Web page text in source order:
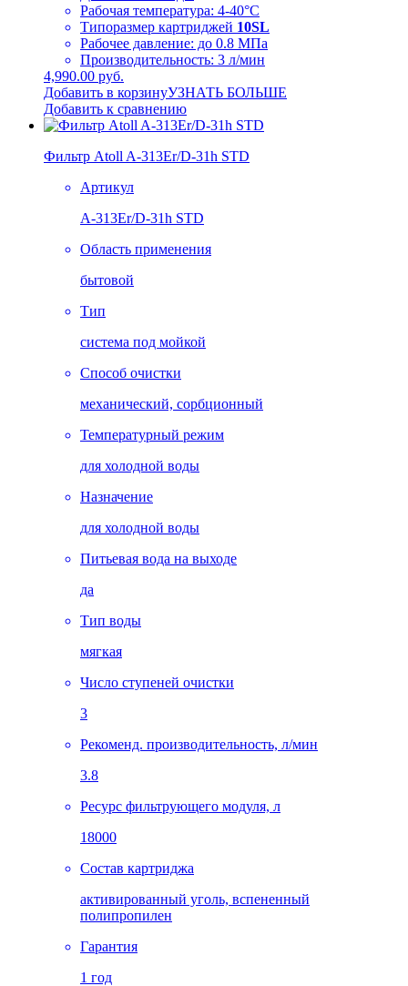
Рабочая температура: 4-40°C
Типоразмер картриджей 10SL
Рабочее давление: до 0.8 МПа
Производительность: 3 л/мин
4,990.00 руб.
Добавить в корзинуУЗНАТЬ БОЛЬШЕ
Добавить к сравнению
Фильтр Atoll A-313Er/D-31h STD
Артикул
A-313Er/D-31h STD
Область применения
бытовой
Тип
система под мойкой
Способ очистки
механический, сорбционный
Температурный режим
для холодной воды
Назначение
для холодной воды
Питьевая вода на выходе
да
Тип воды
мягкая
Число ступеней очистки
3
Рекоменд. производительность, л/мин
3.8
Ресурс фильтрующего модуля, л
18000
Состав картриджа
активированный уголь, вспененный
полипропилен
Гарантия
1 год